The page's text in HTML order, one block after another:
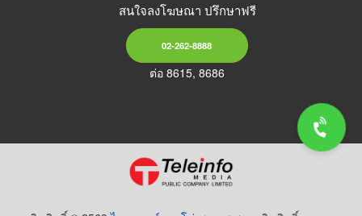
สนใจลงโฆษณา ปรึกษาฟรี
02-262-8888
ต่อ 8615, 8686